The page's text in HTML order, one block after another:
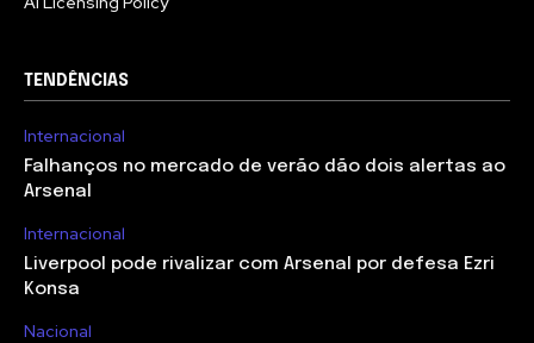
TENDÊNCIAS
Internacional
Falhanços no mercado de verão dão dois alertas ao
Arsenal
Internacional
Liverpool pode rivalizar com Arsenal por defesa Ezri
Konsa
Nacional